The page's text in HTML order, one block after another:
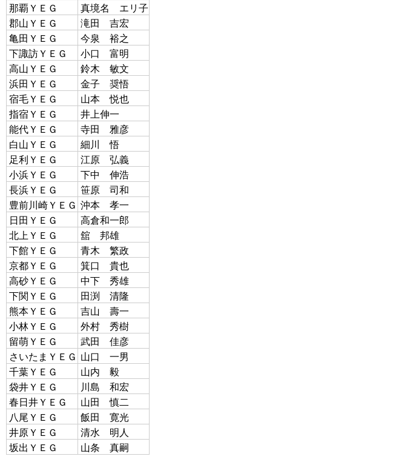
那覇ＹＥＧ
真境名 エリ子
郡山ＹＥＧ
滝田 吉宏
亀田ＹＥＧ
今泉 裕之
下諏訪ＹＥＧ
小口 富明
高山ＹＥＧ
鈴木 敏文
浜田ＹＥＧ
金子 奨悟
宿毛ＹＥＧ
山本 悦也
指宿ＹＥＧ
井上伸一
能代ＹＥＧ
寺田 雅彦
白山ＹＥＧ
細川 悟
足利ＹＥＧ
江原 弘義
小浜ＹＥＧ
下中 伸浩
長浜ＹＥＧ
笹原 司和
豊前川崎ＹＥＧ 沖本 孝一
日田ＹＥＧ
高倉和一郎
北上ＹＥＧ
舘 邦雄
下館ＹＥＧ
青木 繁政
京都ＹＥＧ
箕口 貴也
高砂ＹＥＧ
中下 秀雄
下関ＹＥＧ
田渕 清隆
熊本ＹＥＧ
吉山 壽一
小林ＹＥＧ
外村 秀樹
留萌ＹＥＧ
武田 佳彦
さいたまＹＥＧ 山口 一男
千葉ＹＥＧ
山内 毅
袋井ＹＥＧ
川島 和宏
春日井ＹＥＧ
山田 慎二
八尾ＹＥＧ
飯田 寛光
井原ＹＥＧ
清水 明人
坂出ＹＥＧ
山条 真嗣